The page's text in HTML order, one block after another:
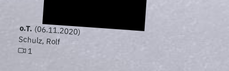
o.T. (06.11.2020)
Schulz, Rolf
1